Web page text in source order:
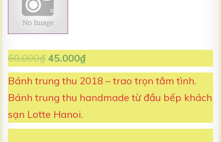
60.000₫ 45.000₫
Bánh trung thu 2018 – trao trọn tâm tình.
Bánh trung thu handmade từ đầu bếp khách
sạn Lotte Hanoi.